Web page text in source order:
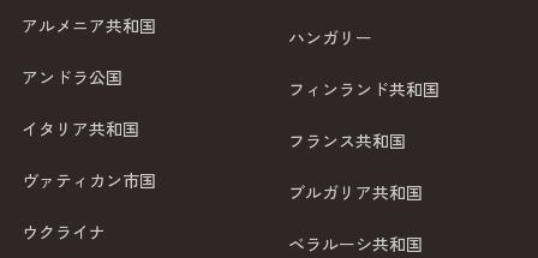
アルメニア共和国
アンドラ公国
イタリア共和国
ヴァティカン市国
ウクライナ
ハンガリー
フィンランド共和国
フランス共和国
ブルガリア共和国
ベラルーシ共和国